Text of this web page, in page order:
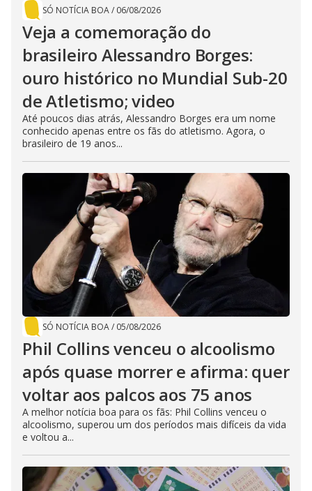
SÓ NOTÍCIA BOA/ 06/08/2026
Veja a comemoração do
brasileiro Alessandro Borges:
ouro histórico no Mundial Sub-20
de Atletismo; video
Até poucos dias atrás, Alessandro Borges era um nome
conhecido apenas entre os fãs do atletismo. Agora, o
brasileiro de 19 anos...
SÓ NOTÍCIA BOA/ 05/08/2026
Phil Collins venceu o alcoolismo
após quase morrer e afirma: quer
voltar aos palcos aos 75 anos
A melhor notícia boa para os fãs: Phil Collins venceu o
alcoolismo, superou um dos períodos mais difíceis da vida
e voltou a...